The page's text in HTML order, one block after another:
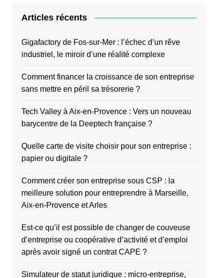
Articles récents
Gigafactory de Fos-sur-Mer : l’échec d’un rêve
industriel, le miroir d’une réalité complexe
Comment financer la croissance de son entreprise
sans mettre en péril sa trésorerie ?
Tech Valley à Aix-en-Provence : Vers un nouveau
barycentre de la Deeptech française ?
Quelle carte de visite choisir pour son entreprise :
papier ou digitale ?
Comment créer son entreprise sous CSP : la
meilleure solution pour entreprendre à Marseille,
Aix-en-Provence et Arles
Est-ce qu’il est possible de changer de couveuse
d’entreprise ou coopérative d’activité et d’emploi
après avoir signé un contrat CAPE ?
Simulateur de statut juridique : micro-entreprise,